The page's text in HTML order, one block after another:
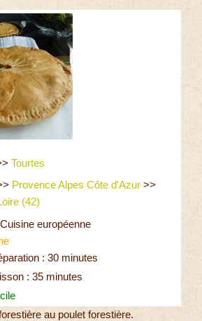
Tourtes
Provence Alpes Côte d'Azur >>
(42)
européenne
: 30 minutes
: 35 minutes
au poulet forestière.